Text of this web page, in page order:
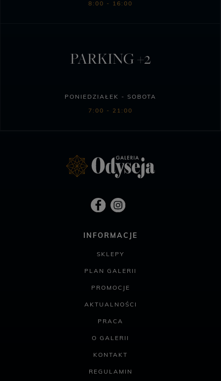
8:00 - 16:00
PARKING +2
PONIEDZIAŁEK - SOBOTA
7:00 - 21:00
INFORMACJE
SKLEPY
PLAN GALERII
PROMOCJE
AKTUALNOŚCI
PRACA
O GALERII
KONTAKT
REGULAMIN